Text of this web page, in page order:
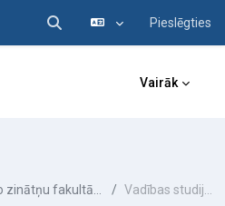
Pārslēgt meklēšanas
Pieslēgties
Vairāk
Ekonomikas un sociālo zinātņu fakultāte Vadības studijas